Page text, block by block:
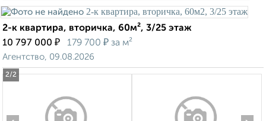
2/2
2-к квартира, вторичка, 60м², 3/25 этаж
10 797 000 ₽ 179 700 ₽ за м²
Агентство, 09.08.2026